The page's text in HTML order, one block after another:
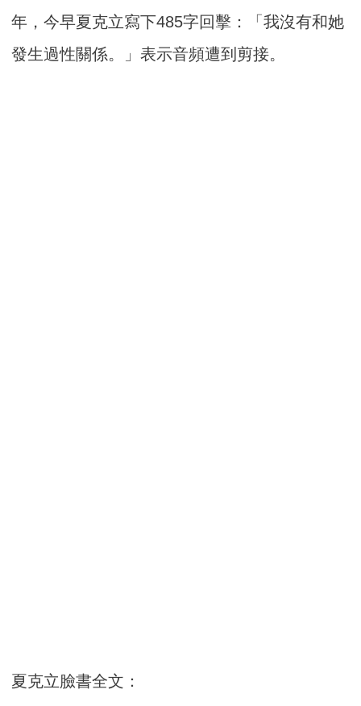
年，今早夏克立寫下485字回擊：「我沒有和她
發生過性關係。」表示音頻遭到剪接。
夏克立臉書全文：